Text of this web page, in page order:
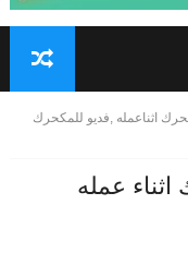
اثناعمله ,فديو للمكحرك
عمله